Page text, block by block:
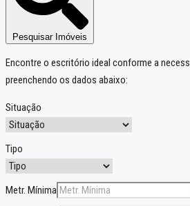
Pesquisar Imóveis
Encontre o escritório ideal conforme a
preenchendo os dados abaixo:
Situação
Tipo
Metr. Mínima